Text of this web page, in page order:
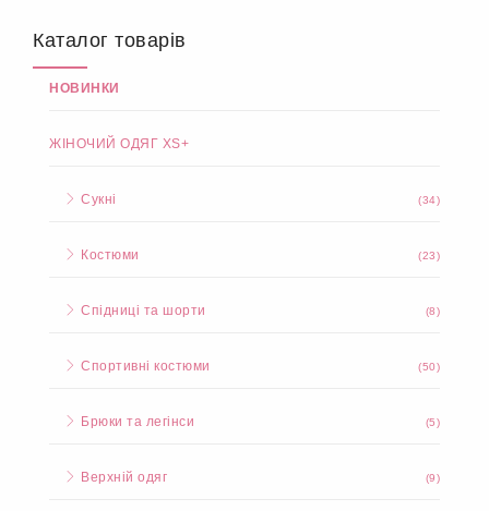
Каталог товарів
НОВИНКИ
ЖІНОЧИЙ ОДЯГ XS+
Сукні (34)
Костюми (23)
Спідниці та шорти (8)
Спортивні костюми (50)
Брюки та легінси (5)
Верхній одяг (9)